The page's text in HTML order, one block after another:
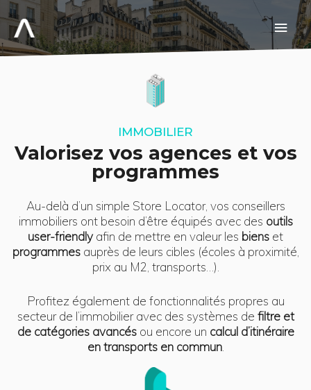
Aller
au
contenu
IMMOBILIER
Valorisez vos agences et vos
programmes
Au-delà d’un simple Store Locator, vos conseillers
immobiliers ont besoin d’être équipés avec des outils
user-friendlyafin de mettre en valeur les biens et
programmesauprès de leurs cibles (écoles à proximité,
prix au M2, transports…).
Profitez également de fonctionnalités propres au
secteur de l’immobilier avec des systèmes de filtre et
de catégories avancésou encore un calcul d’itinéraire
en transports en commun.